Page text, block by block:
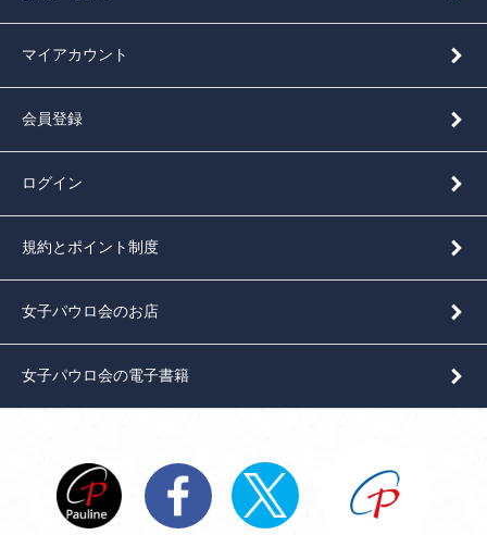
マイアカウント
会員登録
ログイン
規約とポイント制度
女子パウロ会のお店
女子パウロ会の電子書籍